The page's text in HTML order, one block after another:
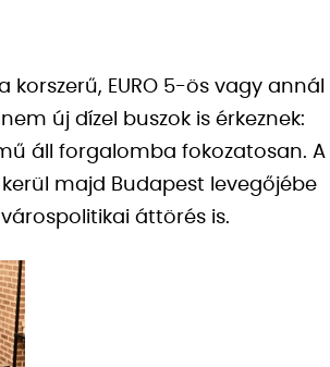
EURO 5-ös vagy annál
új dízel buszok is érkeznek:
áll forgalomba fokozatosan. A
majd Budapest levegőjébe
áttörés is.